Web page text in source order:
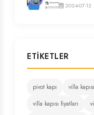
2024-07-12
ETIKETLER
pivot kapı villa kapısı
villa kapısı fiyatları